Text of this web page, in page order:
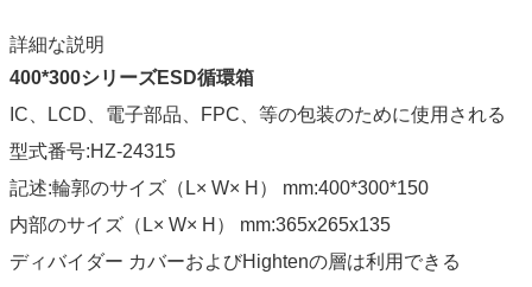
詳細な説明
400*300シリーズESD循環箱
IC、LCD、電子部品、FPC、等の包装のために使用される
型式番号:HZ-24315
記述:輪郭のサイズ（L× W× H） mm:400*300*150
内部のサイズ（L× W× H） mm:365x265x135
ディバイダー カバーおよびHightenの層は利用できる